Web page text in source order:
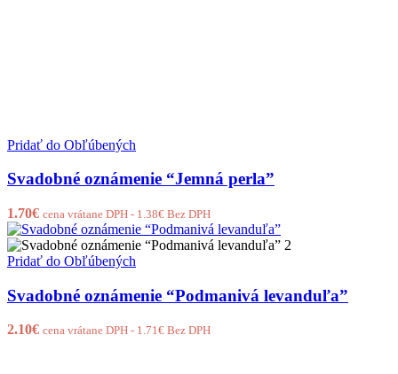
Pridať do Obľúbených
Svadobné oznámenie “Jemná perla”
1.70€ cena vrátane DPH - 1.38€ Bez DPH
Pridať do Obľúbených
Svadobné oznámenie “Podmanivá levanduľa”
2.10€ cena vrátane DPH - 1.71€ Bez DPH